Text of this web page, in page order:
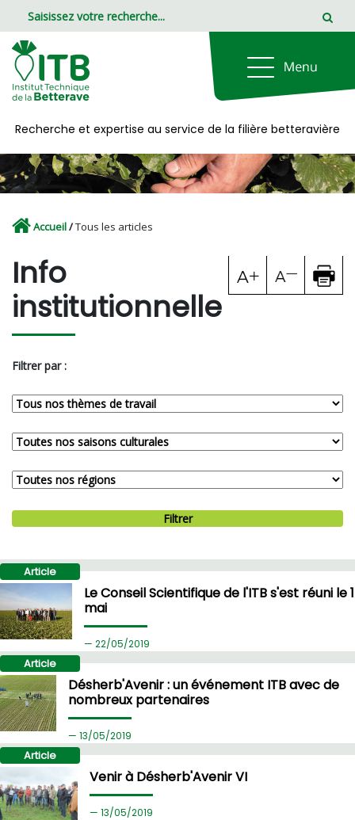
Recherche et expertise au service de la filière betteravière
Accueil/Tous les articles
Info
institutionnelle
Filtrer par :
Filtrer
Article
Le Conseil Scientifique de l'ITB s'est réuni le
mai
22/05/2019
Article
Désherb'Avenir : un événement ITB avec de
nombreux partenaires
13/05/2019
Article
Venir à Désherb'Avenir VI
13/05/2019
Panneau de gestion des cookies